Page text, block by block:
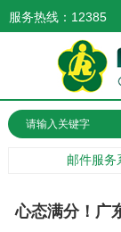
服务热线：12385
邮件服务
心态满分！广